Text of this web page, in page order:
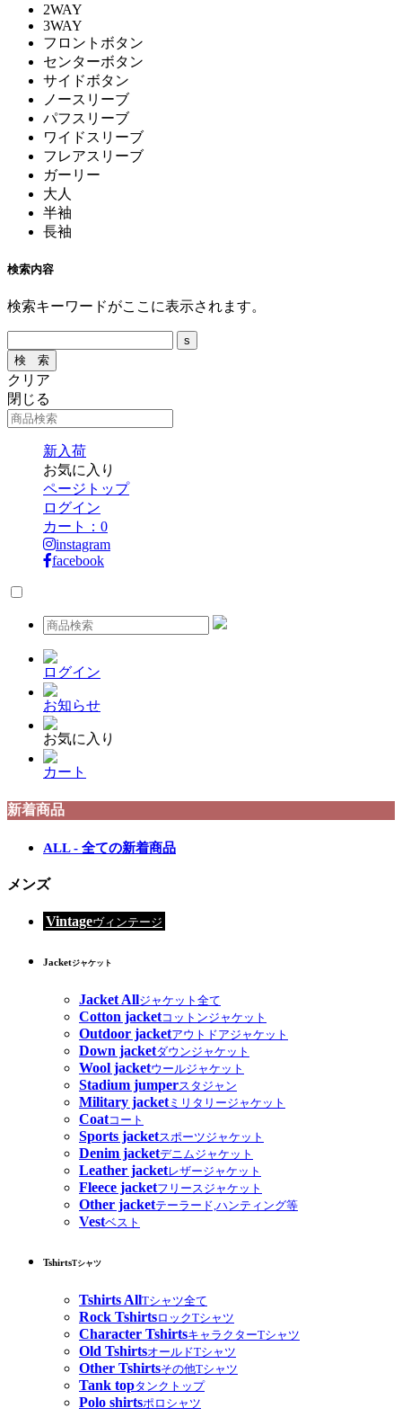
2WAY
3WAY
フロントボタン
センターボタン
サイドボタン
ノースリーブ
パフスリーブ
ワイドスリーブ
フレアスリーブ
ガーリー
大人
半袖
長袖
検索内容
検索キーワードがここに表示されます。
クリア
閉じる
新入荷
お気に入り
ページトップ
ログイン
カート： 0
instagram
facebook
ログイン
お知らせ
お気に入り
カート
新着商品
ALL - 全ての新着商品
メンズ
Vintageヴィンテージ
Jacketジャケット
Jacket Allジャケット全て
Cotton jacketコットンジャケット
Outdoor jacketアウトドアジャケット
Down jacketダウンジャケット
Wool jacketウールジャケット
Stadium jumperスタジャン
Military jacketミリタリージャケット
Coatコート
Sports jacketスポーツジャケット
Denim jacketデニムジャケット
Leather jacketレザージャケット
Fleece jacketフリースジャケット
Other jacketテーラード,ハンティング等
Vestベスト
TshirtsTシャツ
Tshirts AllTシャツ全て
Rock TshirtsロックTシャツ
Character TshirtsキャラクターTシャツ
Old TshirtsオールドTシャツ
Other Tshirtsその他Tシャツ
Tank topタンクトップ
Polo shirtsポロシャツ